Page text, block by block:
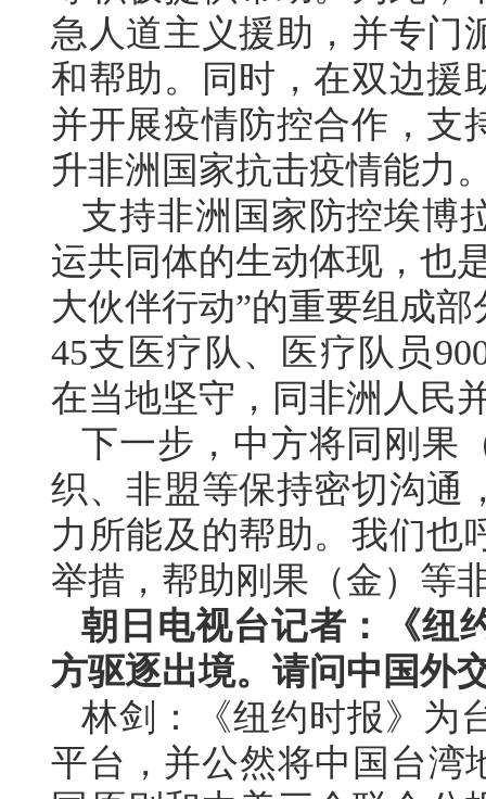
急人道主义援助，并专门
和帮助。同时，在双边援
并开展疫情防控合作，支
升非洲国家抗击疫情能力
支持非洲国家防控埃博
运共同体的生动体现，也
大伙伴行动”的重要组成
45支医疗队、医疗队员
在当地坚守，同非洲人民
下一步，中方将同刚果
织、非盟等保持密切沟通
力所能及的帮助。我们也
举措，帮助刚果（金）等
朝日电视台记者：《纽
方驱逐出境。请问中国外
林剑：《纽约时报》为
平台，并公然将中国台湾